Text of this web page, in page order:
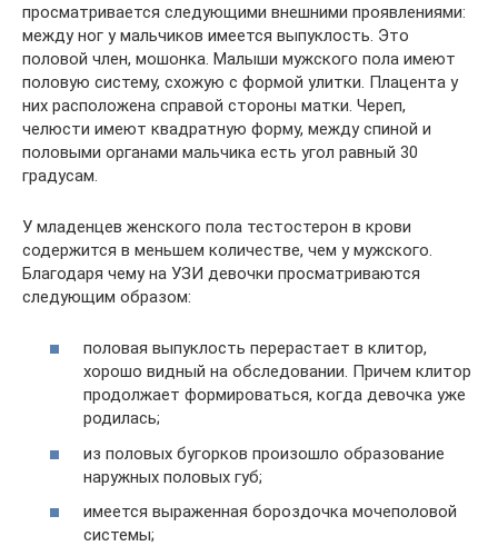
просматривается следующими внешними проявлениями:
между ног у мальчиков имеется выпуклость. Это
половой член, мошонка. Малыши мужского пола имеют
половую систему, схожую с формой улитки. Плацента у
них расположена справой стороны матки. Череп,
челюсти имеют квадратную форму, между спиной и
половыми органами мальчика есть угол равный 30
градусам.
У младенцев женского пола тестостерон в крови
содержится в меньшем количестве, чем у мужского.
Благодаря чему на УЗИ девочки просматриваются
следующим образом:
половая выпуклость перерастает в клитор,
хорошо видный на обследовании. Причем клитор
продолжает формироваться, когда девочка уже
родилась;
из половых бугорков произошло образование
наружных половых губ;
имеется выраженная бороздочка мочеполовой
системы;